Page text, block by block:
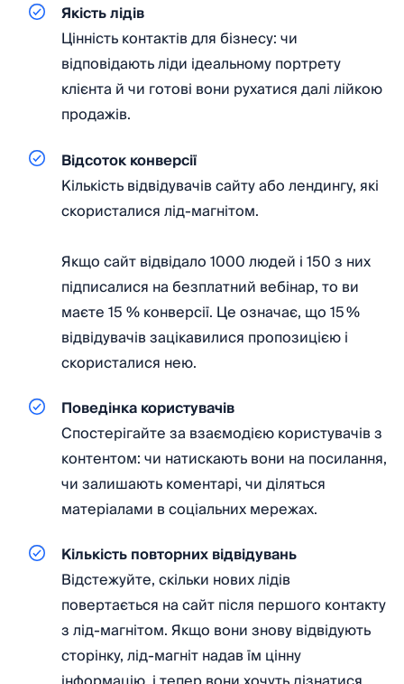
Якість лідів
Цінність контактів для бізнесу: чи
відповідають ліди ідеальному портрету
клієнта й чи готові вони рухатися далі лійкою
продажів.
Відсоток конверсії
Кількість відвідувачів сайту або лендингу, які
скористалися лід-магнітом.
Якщо сайт відвідало 1000 людей і 150 з них
підписалися на безплатний вебінар, то ви
маєте 15 % конверсії. Це означає, що 15 %
відвідувачів зацікавилися пропозицією і
скористалися нею.
Поведінка користувачів
Спостерігайте за взаємодією користувачів з
контентом: чи натискають вони на посилання,
чи залишають коментарі, чи діляться
матеріалами в соціальних мережах.
Кількість повторних відвідувань
Відстежуйте, скільки нових лідів
повертається на сайт після першого контакту
з лід-магнітом. Якщо вони знову відвідують
сторінку, лід-магніт надав їм цінну